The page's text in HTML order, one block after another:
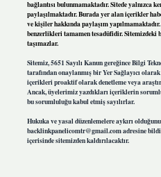
bağlantısı bulunmamaktadır. Sitede yalnızca
paylaşılmaktadır. Burada yer alan içerikler
ve kişiler hakkında paylaşım
benzerlikleri tamamen tesadüfidir.
taşımazlar.
Sitemiz, 5651 Sayılı Kanun gereğince Bilgi
tarafından onaylanmış bir Yer Sağlayıcı
içerikleri proaktif olarak denetleme veya
Ancak, üyelerimiz yazdıkları içeriklerin
bu sorumluluğu kabul etmiş sayılırlar.
Hukuka ve yasal düzenlemelere aykırı
backlinkpanelicomtr@gmail.comadresine
içerisinde sitemizden kaldırılacaktır.